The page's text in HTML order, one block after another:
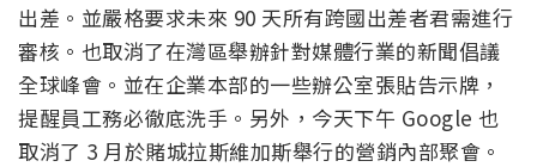
出差。並嚴格要求未來 90 天所有跨國出差者君需進行
審核。也取消了在灣區舉辦針對媒體行業的新聞倡議
全球峰會。並在企業本部的一些辦公室張貼告示牌，
提醒員工務必徹底洗手。另外，今天下午 Google 也
取消了 3 月於賭城拉斯維加斯舉行的營銷內部聚會。